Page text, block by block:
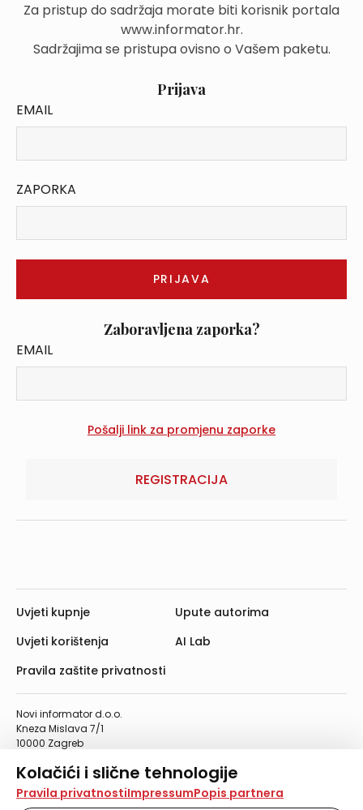
Kolačići i slične tehnologije
Na našoj web stranici koristimo kolačiće i slične
tehnologije za pohranu, čitanje i obradu informacija na
Pravila privatnostiImpressumPopis partnera
Za pristup do sadržaja morate biti korisnik portala
www.informator.hr.
Sadržajima se pristupa ovisno o Vašem paketu.
Prijava
EMAIL
ZAPORKA
Zaboravljena zaporka?
EMAIL
REGISTRACIJA
Novi informator d.o.o.
Kneza Mislava 7/1
10000 Zagreb
Telefaks: 01/4612-553
info@informator.hr
Uvjeti kupnje
Uvjeti korištenja
Pravila zaštite privatnosti
Upute autorima
AI Lab